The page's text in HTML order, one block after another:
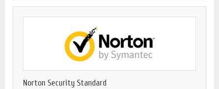
Norton Security Standard